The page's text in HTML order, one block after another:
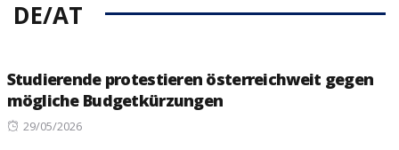
DE/AT
Studierende protestieren österreichweit gegen
mögliche Budgetkürzungen
Posted
29/05/2026